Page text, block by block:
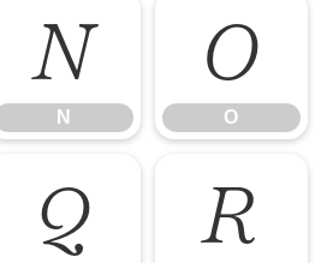
N
N
O
O
Q R